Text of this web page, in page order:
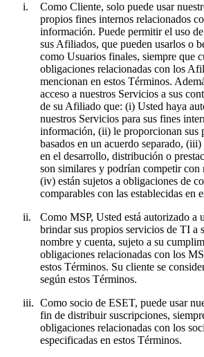
i.
Como Cliente, solo puede usar
propios fines internos relacionados
información. Puede permitir el uso
sus Afiliados, que pueden usarlos o
como Usuarios finales, siempre que
obligaciones relacionadas con los
mencionan en estos Términos.
acceso a nuestros Servicios a sus
de su Afiliado que: (i) Usted haya
nuestros Servicios para sus fines
información, (ii) le proporcionan sus
basados en un acuerdo separado,
en el desarrollo, distribución o
son similares y podrían competir con
(iv) están sujetos a obligaciones de
comparables con las establecidas en
ii.
Como MSP, Usted está autorizado a
brindar sus propios servicios de TI a
nombre y cuenta, sujeto a su
obligaciones relacionadas con los
estos Términos. Su cliente se
según estos Términos.
iii. Como socio de ESET, puede usar
fin de distribuir suscripciones,
obligaciones relacionadas con los
especificadas en estos Términos.